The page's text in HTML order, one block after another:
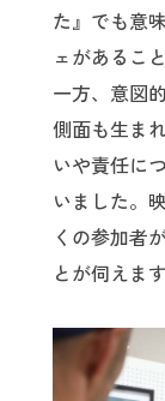
た』でも意
ェがあるこ
一方、意図
側面も生ま
いや責任に
いました。
くの参加者
とが伺えます